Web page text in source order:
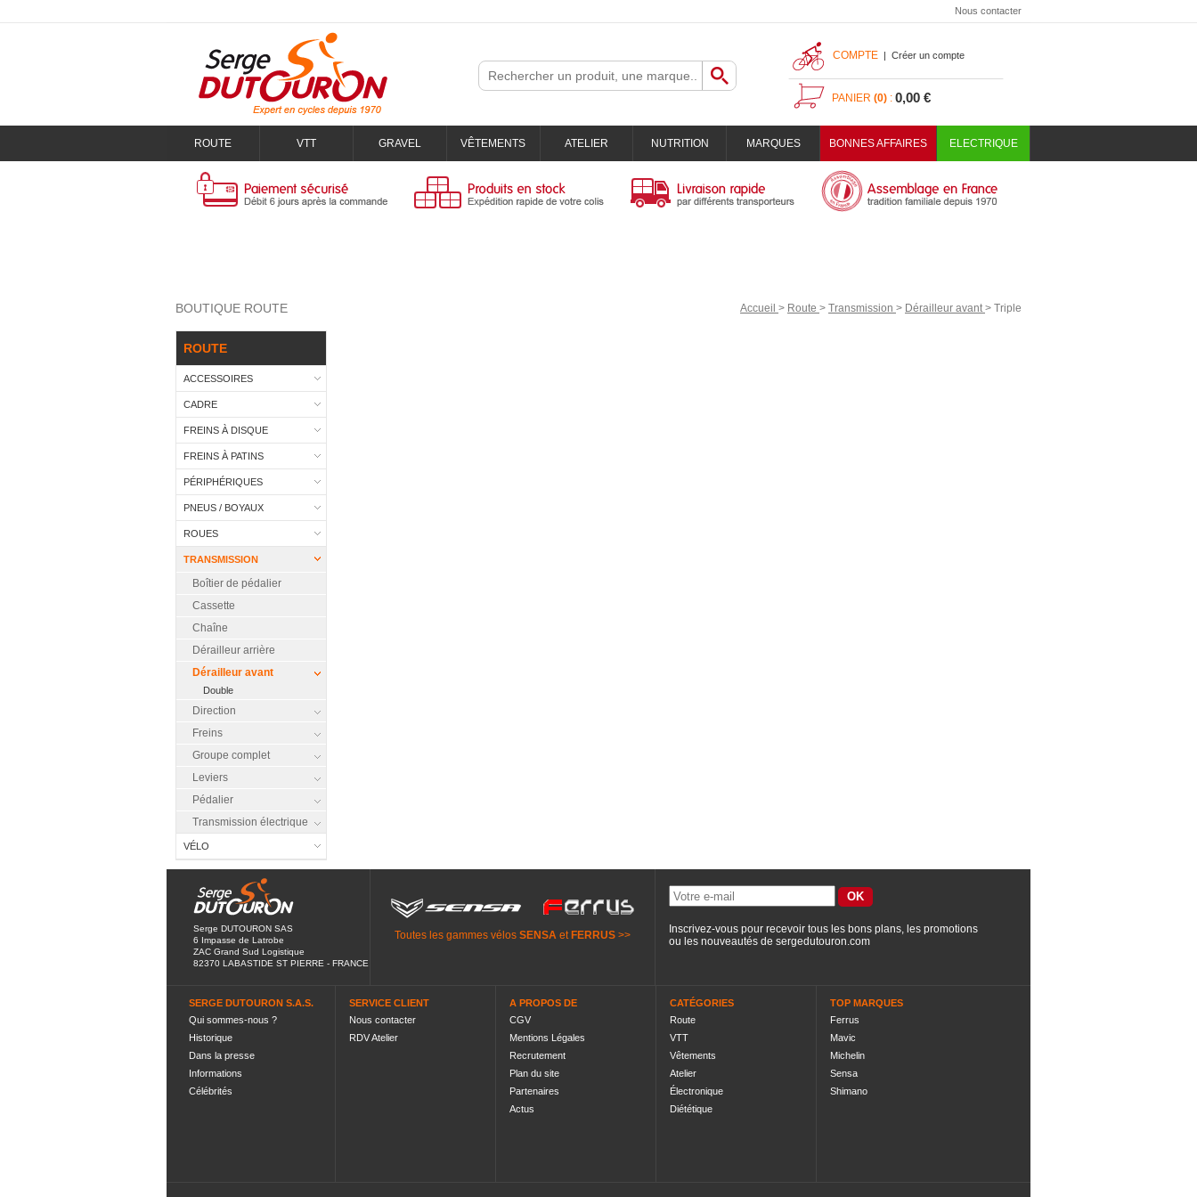
Nous contacter
COMPTE | Créer un compte
PANIER (0) : 0,00 €
ROUTE VTT GRAVEL VÊTEMENTS ATELIER NUTRITION MARQUES BONNES AFFAIRES ELECTRIQUE
BOUTIQUE ROUTE Accueil > Route > Transmission > Dérailleur avant > Triple
ROUTE
ACCESSOIRES
CADRE
FREINS À DISQUE
FREINS À PATINS
PÉRIPHÉRIQUES
PNEUS / BOYAUX
ROUES
TRANSMISSION
Boîtier de pédalier
Cassette
Chaîne
Dérailleur arrière
Dérailleur avant
Double
Direction
Freins
Groupe complet
Leviers
Pédalier
Transmission électrique
VÉLO
Serge DUTOURON SAS
6 Impasse de Latrobe
ZAC Grand Sud Logistique
82370 LABASTIDE ST PIERRE - FRANCE
Toutes les gammes vélos SENSA et FERRUS >>
Inscrivez-vous pour recevoir tous les bons plans, les promotions
ou les nouveautés de sergedutouron.com
SERGE DUTOURON S.A.S.
Qui sommes-nous ?
Historique
Dans la presse
Informations
Célébrités
SERVICE CLIENT
Nous contacter
RDV Atelier
A PROPOS DE
CGV
Mentions Légales
Recrutement
Plan du site
Partenaires
Actus
CATÉGORIES
Route
VTT
Vêtements
Atelier
Électronique
Diététique
TOP MARQUES
Ferrus
Mavic
Michelin
Sensa
Shimano